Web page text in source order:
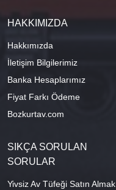
HAKKIMIZDA
Hakkımızda
İletişim Bilgilerimiz
Banka Hesaplarımız
Fiyat Farkı Ödeme
Bozkurtav.com
SIKÇA SORULAN
SORULAR
Yivsiz Av Tüfeği Satın Almak